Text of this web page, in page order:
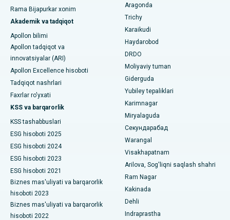
Umumiy jarrohni toping
Bilaspurdagi Seepat yo'lidagi eng yaxshi kasalxona
Ahmedabaddagi Ellisbridge shahridagi eng yaxshi shifoxona
Nyu-Dehlidagi eng yaxshi shifoxona
DRDO, Haydaroboddagi eng yaxshi shifoxona
GS Road, Guwahati shahridagi eng yaxshi kasalxona
Hyderguda, Haydaroboddagi eng yaxshi shifoxona
Vijay Nagar, Indoredagi eng yaxshi shifoxona
Suryaraopeta Main Road, Kakinadadagi eng yaxshi kasalxona
Kalkutta shahridagi Kanal aylanma yo'lidagi eng yaxshi
shifoxona
CBD Belapur, Navi Mumbaydagi eng yaxshi shifoxona
Brakiterapiya
kolonoskopiya
Polipektomiya
Mulohaza miya stimulyatsiyasi
Peritoneal dializ
Buyrak biopsiyasi
Paratiroidektomiya
Seramika bilan umumiy tizzani almashtirish
ERCP
Rama Bijapurkar xonim
Akademik va tadqiqot
Apollon bilimi
Apollon tadqiqot va
innovatsiyalar (ARI)
Apollon Excellence hisoboti
Tadqiqot nashrlari
Faxrlar ro'yxati
KSS va barqarorlik
KSS tashabbuslari
ESG hisoboti 2025
ESG hisoboti 2024
ESG hisoboti 2023
ESG hisoboti 2021
Biznes mas'uliyati va barqarorlik
hisoboti 2023
Biznes mas'uliyati va barqarorlik
hisoboti 2022
Aragonda
Trichy
Karaikudi
Haydarobod
DRDO
Moliyaviy tuman
Giderguda
Yubiley tepaliklari
Karimnagar
Miryalaguda
Секундарабад
Warangal
Visakhapatnam
Arilova, Sog'liqni saqlash shahri
Ram Nagar
Kakinada
Dehli
Indraprastha